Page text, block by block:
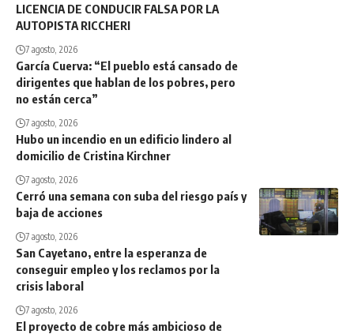
LICENCIA DE CONDUCIR FALSA POR LA
AUTOPISTA RICCHERI
7 agosto, 2026
García Cuerva: “El pueblo está cansado de
dirigentes que hablan de los pobres, pero
no están cerca”
7 agosto, 2026
Hubo un incendio en un edificio lindero al
domicilio de Cristina Kirchner
7 agosto, 2026
Cerró una semana con suba del riesgo país y
baja de acciones
7 agosto, 2026
San Cayetano, entre la esperanza de
conseguir empleo y los reclamos por la
crisis laboral
7 agosto, 2026
El proyecto de cobre más ambicioso de